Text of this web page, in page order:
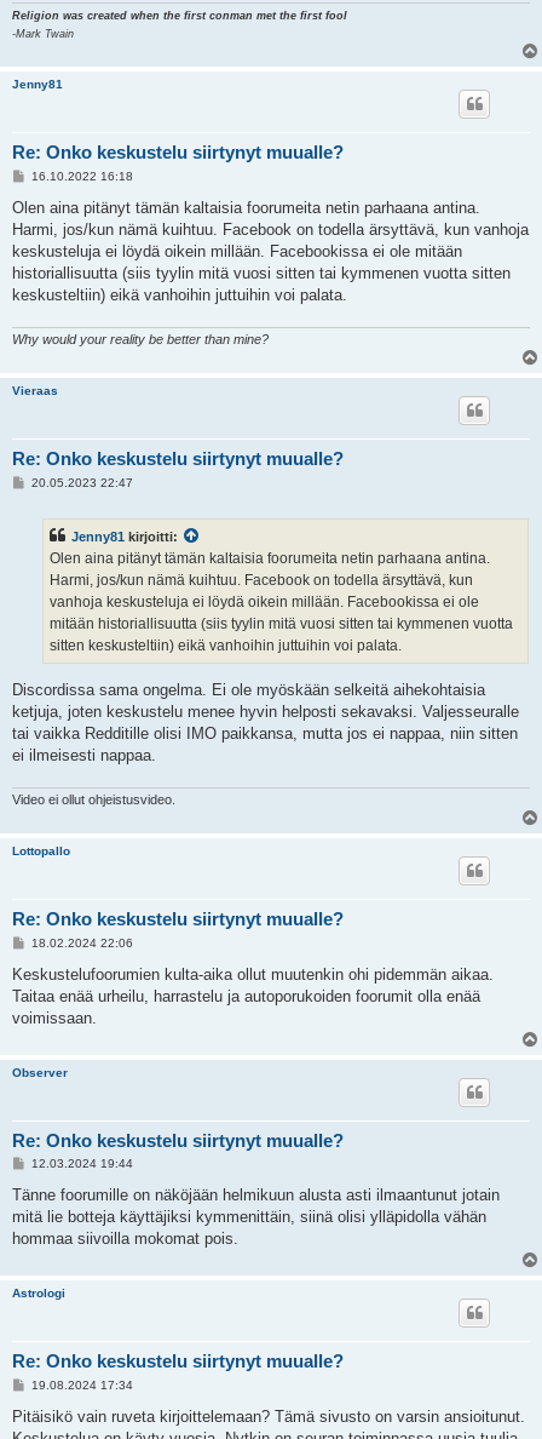
Religion was created when the first conman met the first fool
-Mark Twain
Jenny81
Re: Onko keskustelu siirtynyt muualle?
V
e
t
i
16.10.2022 16:18
Olen aina pitänyt tämän kaltaisia foorumeita netin parhaana antina.
Harmi, jos/kun nämä kuihtuu. Facebook on todella ärsyttävä, kun vanhoja
keskusteluja ei löydä oikein millään. Facebookissa ei ole mitään
historiallisuutta (siis tyylin mitä vuosi sitten tai kymmenen vuotta sitten
keskusteltiin) eikä vanhoihin juttuihin voi palata.
Why would your reality be better than mine?
Vieraas
Re: Onko keskustelu siirtynyt muualle?
V20.05.2023 22:47
Jenny81 kirjoitti:
Olen aina pitänyt tämän kaltaisia foorumeita netin parhaana antina.
Harmi, jos/kun nämä kuihtuu. Facebook on todella ärsyttävä, kun
vanhoja keskusteluja ei löydä oikein millään. Facebookissa ei ole
mitään historiallisuutta (siis tyylin mitä vuosi sitten tai kymmenen vuotta
sitten keskusteltiin) eikä vanhoihin juttuihin voi palata.
Discordissa sama ongelma. Ei ole myöskään selkeitä aihekohtaisia
ketjuja, joten keskustelu menee hyvin helposti sekavaksi. Valjesseuralle
tai vaikka Redditille olisi IMO paikkansa, mutta jos ei nappaa, niin sitten
ei ilmeisesti nappaa.
Video ei ollut ohjeistusvideo.
Lottopallo
Re: Onko keskustelu siirtynyt muualle?
V
e
t
i
18.02.2024 22:06
Keskustelufoorumien kulta-aika ollut muutenkin ohi pidemmän aikaa.
Taitaa enää urheilu, harrastelu ja autoporukoiden foorumit olla enää
voimissaan.
Observer
Re: Onko keskustelu siirtynyt muualle?
V
e
t
i
12.03.2024 19:44
Tänne foorumille on näköjään helmikuun alusta asti ilmaantunut jotain
mitä lie botteja käyttäjiksi kymmenittäin, siinä olisi ylläpidolla vähän
hommaa siivoilla mokomat pois.
Astrologi
Re: Onko keskustelu siirtynyt muualle?
V
e
19.08.2024 17:34
Pitäisikö vain ruveta kirjoittelemaan? Tämä sivusto on varsin ansioitunut.